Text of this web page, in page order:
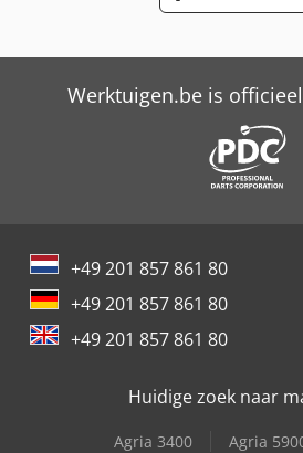
Trailer And Tools
Werktuigen.be is
+49 201 857 861 80
+49 201 857 861 80
+49 201 857 861 80
Huidige zoek naar
Agria 3400
Agria